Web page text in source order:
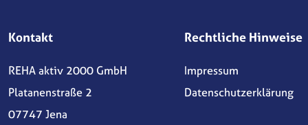
Kontakt
REHA aktiv 2000 GmbH
Platanenstraße 2
07747 Jena
Rechtliche Hinweise
Impressum
Datenschutzerklärung